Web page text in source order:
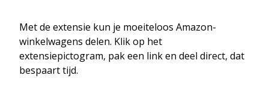
Met de extensie kun je moeiteloos Amazon-
winkelwagens delen. Klik op het
extensiepictogram, pak een link en deel direct, dat
bespaart tijd.